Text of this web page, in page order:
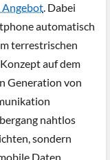
Angebot. Dabei
automatisch
terrestrischen
auf dem
Generation von
nahtlos
sondern
Daten